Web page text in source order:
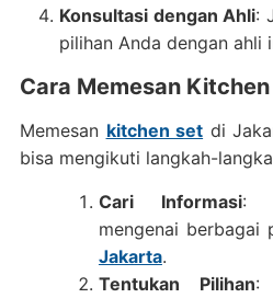
Konsultasi dengan Ahli:
pilihan Anda dengan ahli
Cara Memesan
Memesan kitchen set di
bisa mengikuti langkah-
Cari Informasi:
mengenai berbagai
Jakarta.
Tentukan Pilihan: